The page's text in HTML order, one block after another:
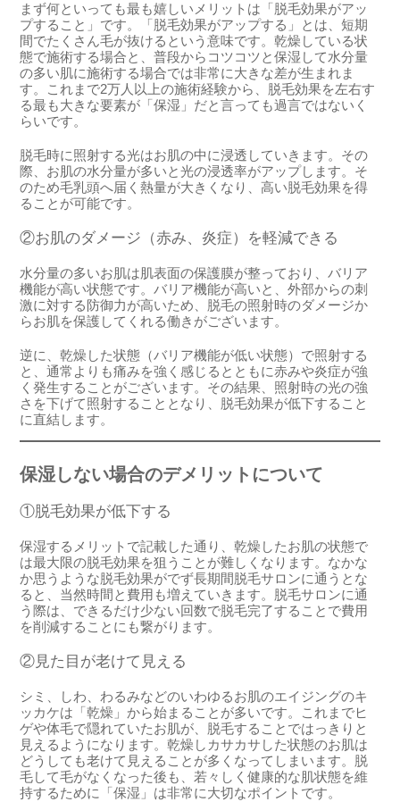
まず何といっても最も嬉しいメリットは「脱毛効果がアッ
プすること」です。「脱毛効果がアップする」とは、短期
間でたくさん毛が抜けるという意味です。乾燥している状
態で施術する場合と、普段からコツコツと保湿して水分量
の多い肌に施術する場合では非常に大きな差が生まれま
す。これまで2万人以上の施術経験から、脱毛効果を左右す
る最も大きな要素が「保湿」だと言っても過言ではないく
らいです。
脱毛時に照射する光はお肌の中に浸透していきます。その
際、お肌の水分量が多いと光の浸透率がアップします。そ
のため毛乳頭へ届く熱量が大きくなり、高い脱毛効果を得
ることが可能です。
②お肌のダメージ（赤み、炎症）を軽減できる
水分量の多いお肌は肌表面の保護膜が整っており、バリア
機能が高い状態です。バリア機能が高いと、外部からの刺
激に対する防御力が高いため、脱毛の照射時のダメージか
らお肌を保護してくれる働きがございます。
逆に、乾燥した状態（バリア機能が低い状態）で照射する
と、通常よりも痛みを強く感じるとともに赤みや炎症が強
く発生することがございます。その結果、照射時の光の強
さを下げて照射することとなり、脱毛効果が低下すること
に直結します。
保湿しない場合のデメリットについて
①脱毛効果が低下する
保湿するメリットで記載した通り、乾燥したお肌の状態で
は最大限の脱毛効果を狙うことが難しくなります。なかな
か思うような脱毛効果がでず長期間脱毛サロンに通うとな
ると、当然時間と費用も増えていきます。脱毛サロンに通
う際は、できるだけ少ない回数で脱毛完了することで費用
を削減することにも繋がります。
②見た目が老けて見える
シミ、しわ、わるみなどのいわゆるお肌のエイジングのキ
ッカケは「乾燥」から始まることが多いです。これまでヒ
ゲや体毛で隠れていたお肌が、脱毛することではっきりと
見えるようになります。乾燥しカサカサした状態のお肌は
どうしても老けて見えることが多くなってしまいます。脱
毛して毛がなくなった後も、若々しく健康的な肌状態を維
持するために「保湿」は非常に大切なポイントです。